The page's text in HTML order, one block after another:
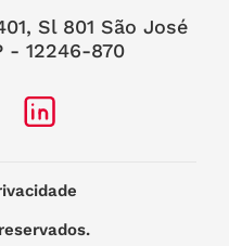
Sl 801 São José
- 12246-870